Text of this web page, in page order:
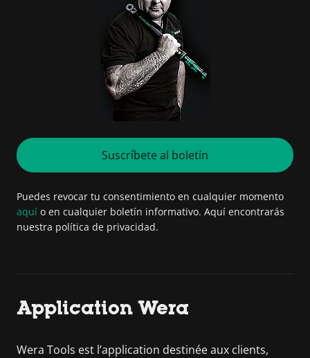
Suscríbete al boletín
Puedes revocar tu consentimiento en cualquier momento
aquí o en cualquier boletín informativo. Aquí encontrarás
nuestra política de privacidad.
Application Wera
Wera Tools est l’application destinée aux clients,